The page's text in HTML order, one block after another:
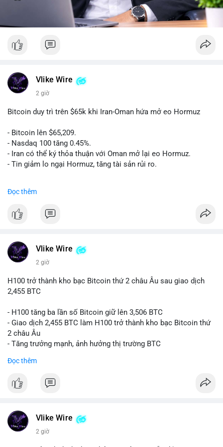
Vlike Wire
2 giờ
Bitcoin duy trì trên $65k khi Iran-Oman hứa mở eo Hormuz
- Bitcoin lên $65,209.
- Nasdaq 100 tăng 0.45%.
- Iran có thể ký thỏa thuận với Oman mở lại eo Hormuz.
- Tin giảm lo ngại Hormuz, tăng tài sản rủi ro.
📰 Nguồn: CoinDesk
Đọc thêm
Vlike Wire
2 giờ
H100 trở thành kho bạc Bitcoin thứ 2 châu Âu sau giao dịch
2,455 BTC
- H100 tăng ba lần số Bitcoin giữ lên 3,506 BTC
- Giao dịch 2,455 BTC làm H100 trở thành kho bạc Bitcoin thứ
2 châu Âu
- Tăng trưởng mạnh, ảnh hưởng thị trường BTC
#binancesquare
$btc
📰 Nguồn: Cointelegraph
Đọc thêm
Vlike Wire
2 giờ